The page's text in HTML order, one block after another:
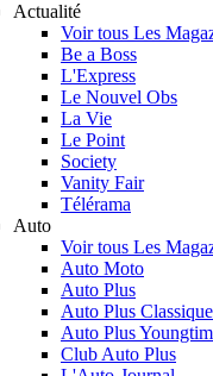
Actualité
Voir tous Les
Be a Boss
L'Express
Le Nouvel Obs
La Vie
Le Point
Society
Vanity Fair
Télérama
Auto
Voir tous Les
Auto Moto
Auto Plus
Auto Plus
Auto Plus
Club Auto Plus